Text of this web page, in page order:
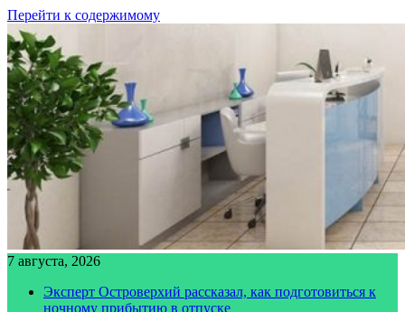
Перейти к содержимому
7 августа, 2026
Эксперт Островерхий рассказал, как подготовиться к
ночному прибытию в отпуске